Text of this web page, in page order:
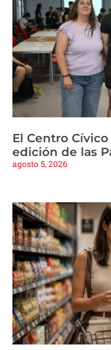
El Centro
edición de las
agosto 5, 2026